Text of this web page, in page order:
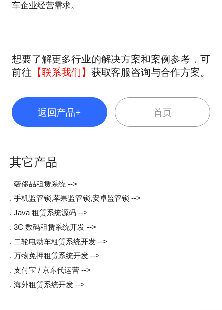
车企业经营需求。
想要了解更多行业的解决方案和案例参考，可
前往 【联系我们】 获取客服咨询与合作方案。
返回产品+ 首页
其它产品
. 奢侈品租赁系统 -->
. 手机监管锁,苹果监管锁,安卓监管锁 -->
. Java 租赁系统源码 -->
. 3C 数码租赁系统开发 -->
. 二轮电动车租赁系统开发 -->
. 万物免押租赁系统开发 -->
. 支付宝 / 京东代运营 -->
. 海外租赁系统开发 -->